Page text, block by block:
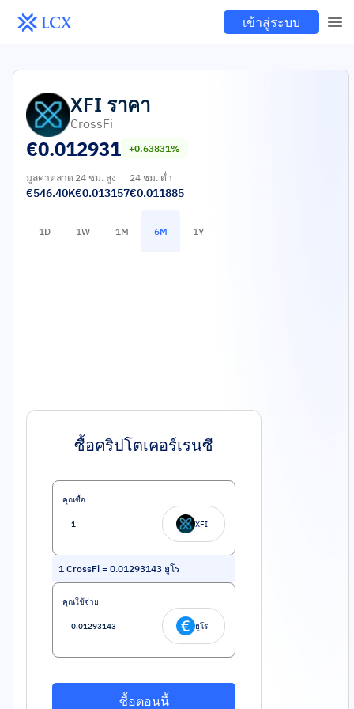
เข้าสู่ระบบ
XFI ราคา
CrossFi
€0.012931 +0.63831%
มูลค่าตลาด
€546.40K
24 ชม. สูง
€0.013157
24 ชม. ต่ำ
€0.011885
1D 1W 1M 6M 1Y
ซื้อคริปโตเคอร์เรนซี
คุณซื้อ
XFI
1 CrossFi = 0.01293143 ยูโร
คุณใช้จ่าย
ยูโร
ซื้อตอนนี้